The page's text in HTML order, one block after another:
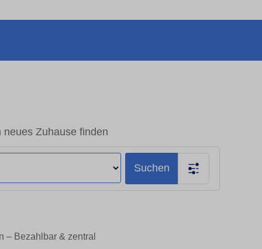
Zuhause finden
Suchen
– Bezahlbar & zentral